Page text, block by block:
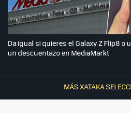
MÁS XATAKA
Da igual si quieres el Galaxy Z Flip8 o
un descuentazo en MediaMarkt